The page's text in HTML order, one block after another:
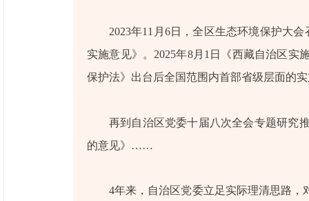
2023年11月6日，全区生态环境保护大
实施意见》。2025年8月1日《西藏自治区
保护法》出台后全国范围内首部省级层面的
再到自治区党委十届八次全会专题研究
的意见》……
4年来，自治区党委立足实际理清思路